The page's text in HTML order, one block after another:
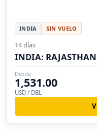
INDIA SIN VUELO
14 días
INDIA: RAJASTHAN,
Desde
1,531.00
USD / DBL